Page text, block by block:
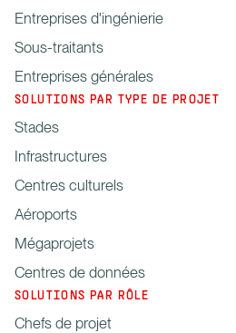
Entreprises d'ingénierie
Sous-traitants
Entreprises générales
SOLUTIONS PAR TYPE DE PROJET
Stades
Infrastructures
Centres culturels
Aéroports
Mégaprojets
Centres de données
SOLUTIONS PAR RÔLE
Chefs de projet